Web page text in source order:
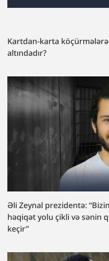
Kartdan-karta
altındadır?
Əli Zeynal prezidentə:
həqiqət yolu çikli və sənin
keçir”